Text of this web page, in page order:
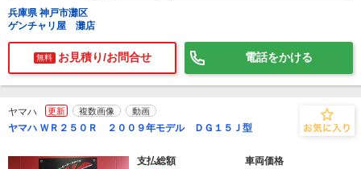
兵庫県 神戸市灘区
ゲンチャリ屋 灘店
無料 お見積り/お問合せ 電話をかける
ヤマハ 更新 複数画像 動画
ヤマハ ＷＲ２５０Ｒ ２００９年モデル ＤＧ１５Ｊ型
支払総額 車両価格